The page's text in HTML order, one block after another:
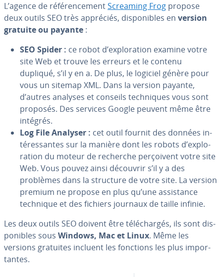
L’agence de ré­fé­ren­ce­mentScreaming Frog propose
deux outils SEO très appréciés, dis­po­nibles en version
gratuite ou payante :
SEO Spider : ce robot d’ex­plo­ra­tion examine votre
site Web et trouve les erreurs et le contenu
dupliqué, s’il y en a. De plus, le logiciel génère pour
vous un sitemap XML. Dans la version payante,
d’autres analyses et conseils tech­niques vous sont
proposés. Des services Google peuvent même être
intégrés.
Log File Analyser : cet outil fournit des données in­
té­res­santes sur la manière dont les robots d’ex­plo­
ra­tion du moteur de recherche per­çoi­vent votre site
Web. Vous pouvez ainsi découvrir s’il y a des
problèmes dans la structure de votre site. La version
premium ne propose en plus qu’une as­sis­tance
technique et des fichiers journaux de taille infinie.
Les deux outils SEO doivent être té­lé­char­gés, ils sont dis­
po­nibles sous Windows, Mac et Linux. Même les
versions gratuites incluent les fonctions les plus im­por­
tantes.